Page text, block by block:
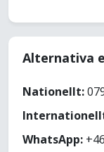
Alternativa
Nationellt:
WhatsApp: